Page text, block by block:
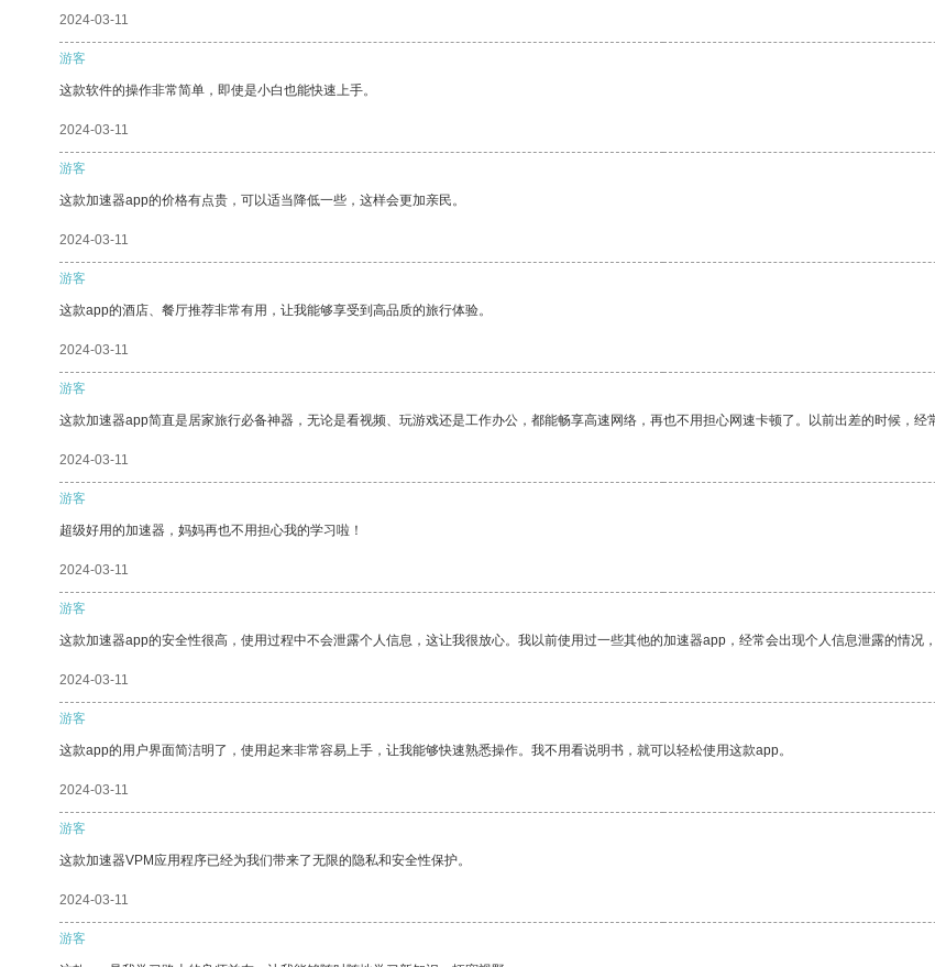
2024-03-11
游客
这款软件的操作非常简单，即使是小白也能快速上手。
2024-03-11
游客
这款加速器app的价格有点贵，可以适当降低一些，这样会更加亲民。
2024-03-11
游客
这款app的酒店、餐厅推荐非常有用，让我能够享受到高品质的旅行体验。
2024-03-11
游客
这款加速器app简直是居家旅行必备神器，无论是看视频、玩游戏还是工作办公，都能畅享高速网络，再也不用担心网速卡顿了。以前出差的时候，
2024-03-11
游客
超级好用的加速器，妈妈再也不用担心我的学习啦！
2024-03-11
游客
这款加速器app的安全性很高，使用过程中不会泄露个人信息，这让我很放心。我以前使用过一些其他的加速器app，经常会出现个人信息泄露的情况，
2024-03-11
游客
这款app的用户界面简洁明了，使用起来非常容易上手，让我能够快速熟悉操作。我不用看说明书，就可以轻松使用这款app。
2024-03-11
游客
这款加速器VPM应用程序已经为我们带来了无限的隐私和安全性保护。
2024-03-11
游客